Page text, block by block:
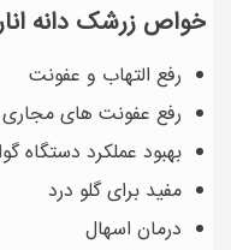
خواص زرشک دانه
رفع التهاب و عفونت
رفع عفونت های مجاری
بهبود عملکرد دستگاه
مفید برای گلو درد
درمان اسهال